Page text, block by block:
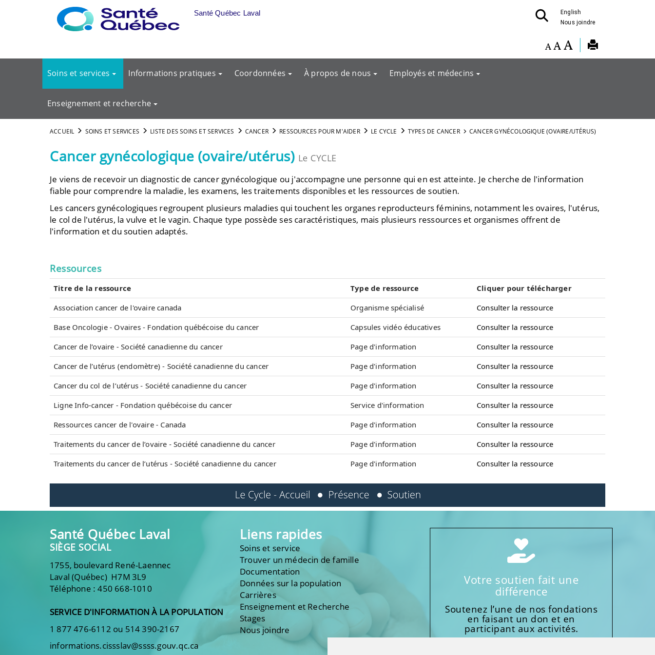
Aller au menu principal
English
Nous joindre
Santé Québec Laval
Soins et services Informations pratiques Coordonnées À propos de nous Employés et médecins
Enseignement et recherche
ACCUEIL SOINS ET SERVICES LISTE DES SOINS ET SERVICES CANCER RESSOURCES POUR M'AIDER LE CYCLE TYPES DE CANCER CANCER GYNÉCOLOGIQUE (OVAIRE/UTÉRUS)
Cancer gynécologique (ovaire/utérus) Le CYCLE
Je viens de recevoir un diagnostic de cancer gynécologique ou j'accompagne une personne qui en est atteinte. Je cherche de l'information
fiable pour comprendre la maladie, les examens, les traitements disponibles et les ressources de soutien.
Les cancers gynécologiques regroupent plusieurs maladies qui touchent les organes reproducteurs féminins, notamment les ovaires, l'utérus,
le col de l'utérus, la vulve et le vagin. Chaque type possède ses caractéristiques, mais plusieurs ressources et organismes offrent de
l'information et du soutien adaptés.
Ressources
Titre de la ressource Type de ressource
Cliquer pour télécharger
Association cancer de l'ovaire canada
Organisme spécialisé
Consulter la ressource
Base Oncologie - Ovaires - Fondation québécoise du cancer
Capsules vidéo éducatives
Consulter la ressource
Cancer de l’ovaire - Société canadienne du cancer
Page d'information
Consulter la ressource
Cancer de l’utérus (endomètre) - Société canadienne du cancer
Page d'information
Consulter la ressource
Cancer du col de l’utérus - Société canadienne du cancer
Page d'information
Consulter la ressource
Ligne Info-cancer - Fondation québécoise du cancer
Service d'information
Consulter la ressource
Ressources cancer de l'ovaire - Canada
Page d'information
Consulter la ressource
Traitements du cancer de l’ovaire - Société canadienne du cancer
Page d'information
Consulter la ressource
Traitements du cancer de l’utérus - Société canadienne du cancer
Page d'information Consulter la ressource
Santé Québec Laval
SIÈGE SOCIAL
1755, boulevard René-Laennec
Laval (Québec) H7M 3L9
Téléphone : 450 668-1010
SERVICE D'INFORMATION À LA POPULATION
1 877 476-6112 ou 514 390-2167
informations.cissslav@ssss.gouv.qc.ca
Liens rapides
Soins et service
Trouver un médecin de famille
Documentation
Données sur la population
Carrières
Enseignement et Recherche
Stages
Nous joindre
Votre soutien fait une
différence
Soutenez l’une de nos fondations
en faisant un don et en
participant aux activités.